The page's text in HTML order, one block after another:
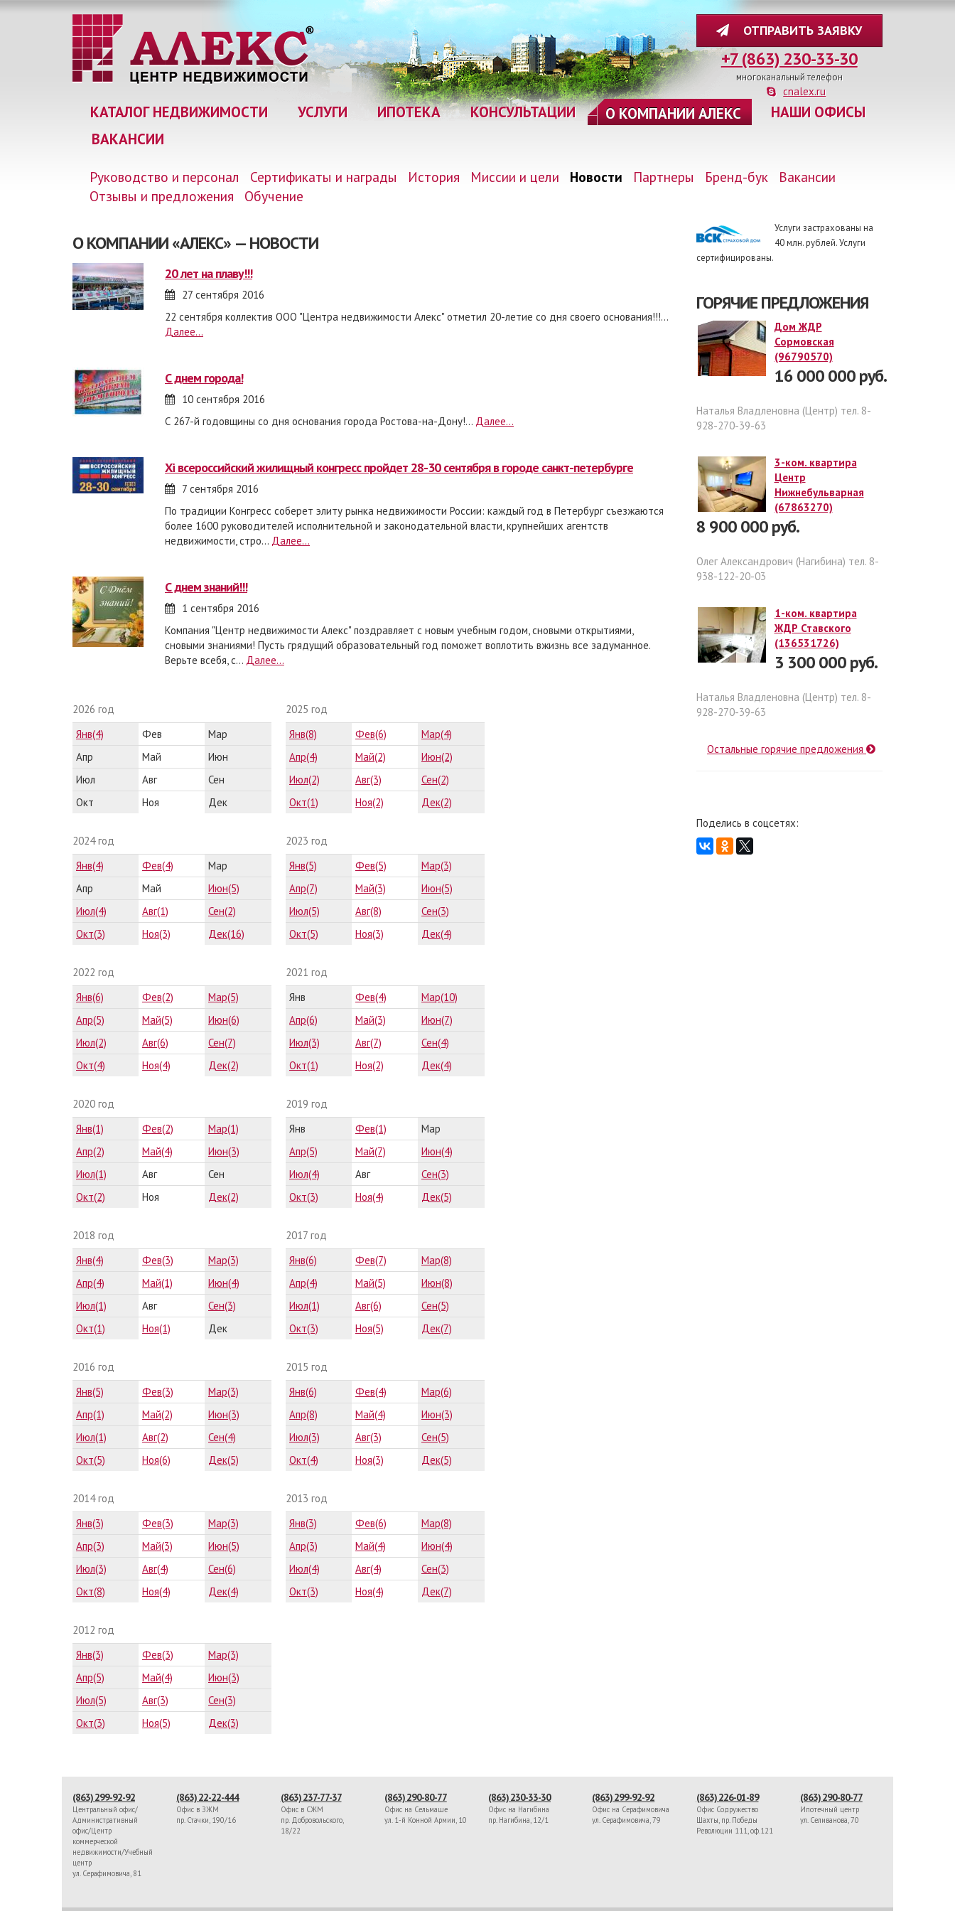
ОТПРАВИТЬ ЗАЯВКУ
+7 (863) 230-33-30
многоканальный телефон
cnalex.ru
КАТАЛОГ НЕДВИЖИМОСТИ УСЛУГИ ИПОТЕКА КОНСУЛЬТАЦИИ О КОМПАНИИ АЛЕКС
НАШИ ОФИСЫ
ВАКАНСИИ
Руководство и персонал Сертификаты и награды История Миссии и цели Новости Партнеры Бренд-бук
Вакансии
Отзывы и предложения
Обучение
О КОМПАНИИ «АЛЕКС» — НОВОСТИ
20 лет на плаву!!!
27 сентября 2016
22 сентября коллектив ООО "Центра недвижимости Алекс" отметил 20-летие со дня своего основания!!!...
Далее...
с днем города!
10 сентября 2016
С 267-й годовщины со дня основания города Ростова-на-Дону!... Далее...
xi всероссийский жилищный конгресс пройдет 28-30 сентября в городе санкт-петербурге
7 сентября 2016
По традиции Конгресс соберет элиту рынка недвижимости России: каждый год в Петербург съезжаются
более 1600 руководителей исполнительной и законодательной власти, крупнейших агентств
недвижимости, стро... Далее...
с днем знаний!!!
1 сентября 2016
Компания "Центр недвижимости Алекс" поздравляет с новым учебным годом, сновыми открытиями,
сновыми знаниями! Пусть грядущий образовательный год поможет воплотить вжизнь все задуманное.
Верьте всебя, с... Далее...
2026 год
Янв(4)
Фев
Мар
Апр
Май
Июн
Июл
Авг
Сен
Окт
Ноя Дек
2025 год
Янв(8)
Фев(6)
Мар(4)
Апр(4)
Май(2)
Июн(2)
Июл(2)
Авг(3)
Сен(2)
Окт(1)
Ноя(2) Дек(2)
2024 год
Янв(4)
Фев(4)
Мар
Апр
Май
Июн(5)
Июл(4)
Авг(1)
Сен(2)
Окт(3)
Ноя(3) Дек(16)
2023 год
Янв(5)
Фев(5)
Мар(3)
Апр(7)
Май(3)
Июн(5)
Июл(5)
Авг(8)
Сен(3)
Окт(5)
Ноя(3) Дек(4)
2022 год
Янв(6)
Фев(2)
Мар(5)
Апр(5)
Май(5)
Июн(6)
Июл(2)
Авг(6)
Сен(7)
Окт(4)
Ноя(4) Дек(2)
2021 год
Янв
Фев(4)
Мар(10)
Апр(6)
Май(3)
Июн(7)
Июл(3)
Авг(7)
Сен(4)
Окт(1)
Ноя(2) Дек(4)
2020 год
Янв(1)
Фев(2)
Мар(1)
Апр(2)
Май(4)
Июн(3)
Июл(1)
Авг
Сен
Окт(2)
Ноя Дек(2)
2019 год
Янв
Фев(1)
Мар
Апр(5)
Май(7)
Июн(4)
Июл(4)
Авг
Сен(3)
Окт(3)
Ноя(4) Дек(5)
2018 год
Янв(4)
Фев(3)
Мар(3)
Апр(4)
Май(1)
Июн(4)
Июл(1)
Авг
Сен(3)
Окт(1)
Ноя(1) Дек
2017 год
Янв(6)
Фев(7)
Мар(8)
Апр(4)
Май(5)
Июн(8)
Июл(1)
Авг(6)
Сен(5)
Окт(3)
Ноя(5) Дек(7)
2016 год
Янв(5)
Фев(3)
Мар(3)
Апр(1)
Май(2)
Июн(3)
Июл(1)
Авг(2)
Сен(4)
Окт(5)
Ноя(6) Дек(5)
2015 год
Янв(6)
Фев(4)
Мар(6)
Апр(8)
Май(4)
Июн(3)
Июл(3)
Авг(3)
Сен(5)
Окт(4)
Ноя(3) Дек(5)
2014 год
Янв(3)
Фев(3)
Мар(3)
Апр(3)
Май(3)
Июн(5)
Июл(3)
Авг(4)
Сен(6)
Окт(8)
Ноя(4) Дек(4)
2013 год
Янв(3)
Фев(6)
Мар(8)
Апр(3)
Май(4)
Июн(4)
Июл(4)
Авг(4)
Сен(3)
Окт(3)
Ноя(4) Дек(7)
2012 год
Янв(3)
Фев(3)
Мар(3)
Апр(5)
Май(4)
Июн(3)
Июл(5)
Авг(3)
Сен(3)
Окт(3)
Ноя(5) Дек(3)
Услуги застрахованы на
40 млн. рублей. Услуги
сертифицированы.
ГОРЯЧИЕ ПРЕДЛОЖЕНИЯ
Дом ЖДР
Сормовская
(96790570)
16 000 000 руб.
Наталья Владленовна (Центр) тел. 8-
928-270-39-63
3-ком. квартира
Центр
Нижнебульварная
(67863270)
8 900 000 руб.
Олег Александрович (Нагибина) тел. 8-
938-122-20-03
1-ком. квартира
ЖДР Ставского
(136531726)
3 300 000 руб.
Наталья Владленовна (Центр) тел. 8-
928-270-39-63
Остальные горячие предложения
Поделись в соцсетях:
(863) 299-92-92
Центральный офис/
Административный
офис/Центр
коммерческой
недвижимости/Учебный
центр
ул. Серафимовича, 81
(863) 22-22-444
Офис в ЗЖМ
пр. Стачки, 190/16
(863) 237-77-37
Офис в СЖМ
пр. Добровольского,
18/22
(863) 290-80-77
Офис на Сельмаше
ул. 1-й Конной Армии, 10
(863) 230-33-30
Офис на Нагибина
пр. Нагибина, 12/1
(863) 299-92-92
Офис на Серафимовича
ул. Серафимовича, 79
(863) 226-01-89
Офис Содружество
Шахты, пр. Победы
Революции 111, оф.121
(863) 290-80-77
Ипотечный центр
ул. Селиванова, 70